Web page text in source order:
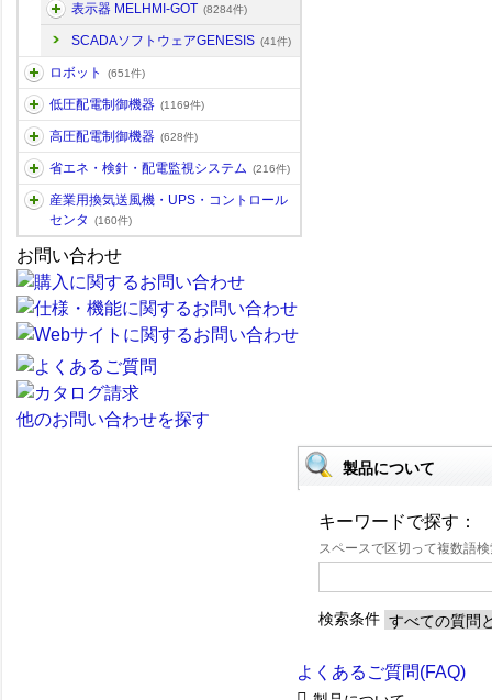
表示器 MELHMI-GOT (8284件)
SCADAソフトウェアGENESIS (41件)
ロボット (651件)
低圧配電制御機器 (1169件)
高圧配電制御機器 (628件)
省エネ・検針・配電監視システム (216件)
産業用換気送風機・UPS・コントロール
センタ
(160件)
お問い合わせ
他のお問い合わせを探す
製品について
キーワードで探す：
スペースで区切って複数語
検索条件
よくあるご質問(FAQ)